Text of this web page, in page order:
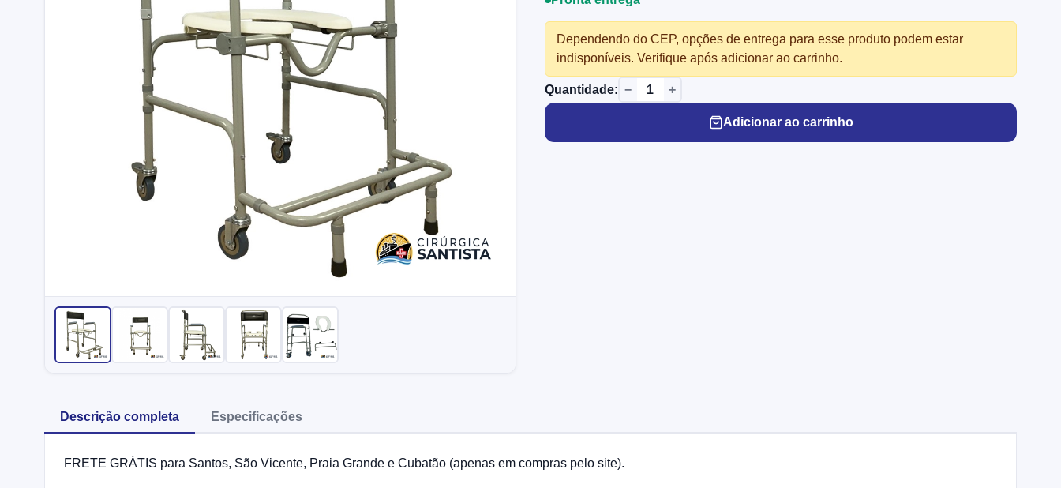
Dependendo do CEP, opções de entrega para esse produto podem estar
indisponíveis. Verifique após adicionar ao carrinho.
Quantidade: − +
Adicionar ao carrinho
Descrição completa Especificações
FRETE GRÁTIS para Santos, São Vicente, Praia Grande e Cubatão (apenas em compras pelo site).